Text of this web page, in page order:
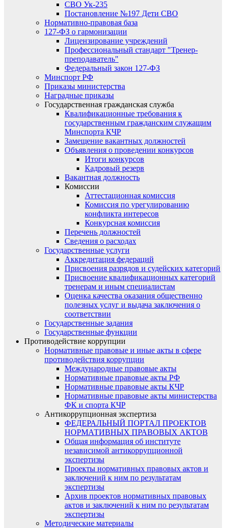
СВО Ук-235
Постановление №197 Дети СВО
Нормативно-правовая база
127-ФЗ о гармонизации
Лицензирование учреждений
Профессиональный стандарт "Тренер-
преподаватель"
Федеральный закон 127-ФЗ
Минспорт РФ
Приказы министерства
Наградные приказы
Государственная гражданская служба
Квалификационные требования к
государственным гражданским служащим
Минспорта КЧР
Замещение вакантных должностей
Объявления о проведении конкурсов
Итоги конкурсов
Кадровый резерв
Вакантная должность
Комиссии
Аттестационная комиссия
Комиссия по урегулированию
конфликта интересов
Конкурсная комиссия
Перечень должностей
Сведения о расходах
Государственные услуги
Аккредитация федераций
Присвоения разрядов и судейских категорий
Присвоение квалификационных категорий
тренерам и иным специалистам
Оценка качества оказания общественно
полезных услуг и выдача заключения о
соответствии
Государственные задания
Государственные функции
Противодействие коррупции
Нормативные правовые и иные акты в сфере
противодействия коррупции
Международные правовые акты
Нормативные правовые акты РФ
Нормативные правовые акты КЧР
Нормативные правовые акты министерства
ФК и спорта КЧР
Антикоррупционная экспертиза
ФЕДЕРАЛЬНЫЙ ПОРТАЛ ПРОЕКТОВ
НОРМАТИВНЫХ ПРАВОВЫХ АКТОВ
Общая информация об институте
независимой антикоррупционной
экспертизы
Проекты нормативных правовых актов и
заключений к ним по результатам
экспертизы
Архив проектов нормативных правовых
актов и заключений к ним по результатам
экспертизы
Методические материалы